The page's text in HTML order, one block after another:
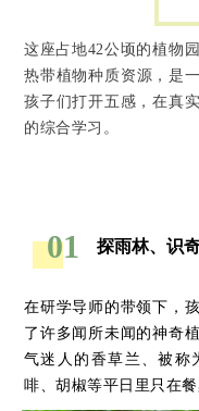
这座占地42公顷的植物
热带植物种质资源，是
孩子们打开五感，在真
的综合学习。
01 探雨林、识
在研学导师的带领下，
了许多闻所未闻的神奇
气迷人的香草兰、被称
啡、胡椒等平日里只在餐